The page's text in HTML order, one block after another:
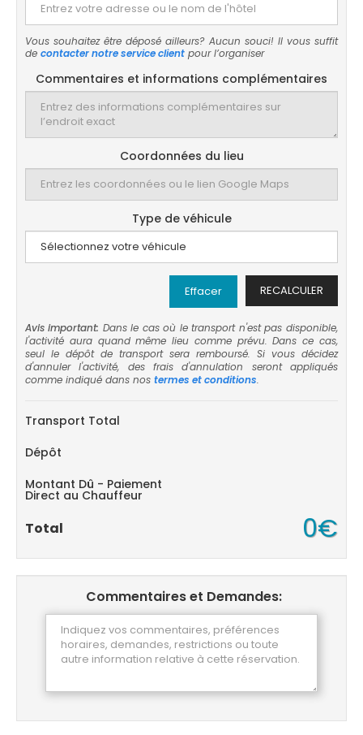
Vous souhaitez être déposé ailleurs? Aucun souci! Il vous suffit
de contacter notre service client pour l’organiser
Commentaires et informations complémentaires
Coordonnées du lieu
Type de véhicule
RECALCULER
Effacer
Avis important: Dans le cas où le transport n'est pas disponible,
l'activité aura quand même lieu comme prévu. Dans ce cas,
seul le dépôt de transport sera remboursé. Si vous décidez
d'annuler l'activité, des frais d'annulation seront appliqués
comme indiqué dans nos termes et conditions.
Transport Total
Dépôt
Montant Dû - Paiement
Direct au Chauffeur
Total 0€
Commentaires et Demandes: